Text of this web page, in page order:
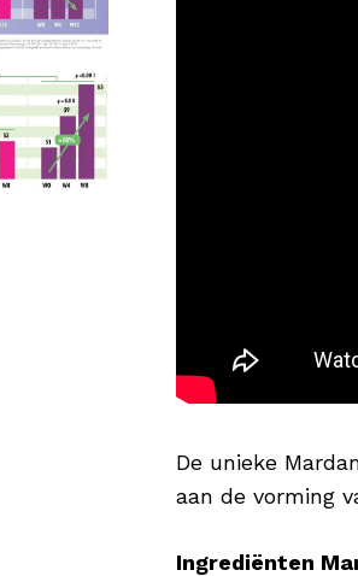
De unieke
aan de vorming
Ingrediënten